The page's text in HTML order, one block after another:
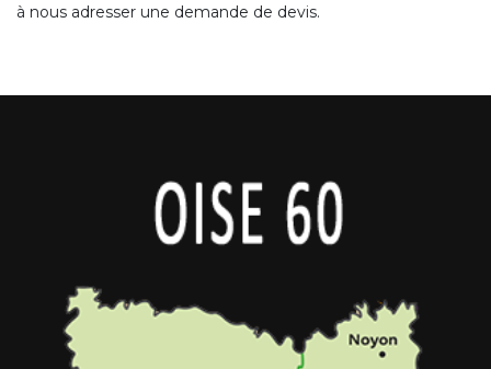
à nous adresser une demande de devis.